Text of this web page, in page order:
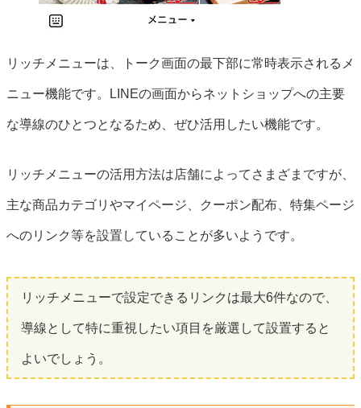
リッチメニューは、トーク画面の最下部に常時表示されるメ
ニュー機能です。LINEの画面からネットショップへの主要
な導線のひとつとなるため、ぜひ活用したい機能です。
リッチメニューの活用方法は店舗によってさまざまですが、
主な商品カテゴリやマイページ、クーポン配布、特集ページ
へのリンク等を設置していることが多いようです。
リッチメニューで設定できるリンクは最大6件なので、
導線として特に重視したい項目を厳選して設置すると
よいでしょう。